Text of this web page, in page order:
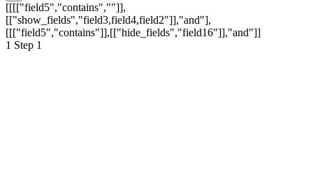
[[[["field5","contains",""]],
[["show_fields","field3,field4,field2"]],"and"],
[[["field5","contains"]],[["hide_fields","field16"]],"and"]]
1 Step 1